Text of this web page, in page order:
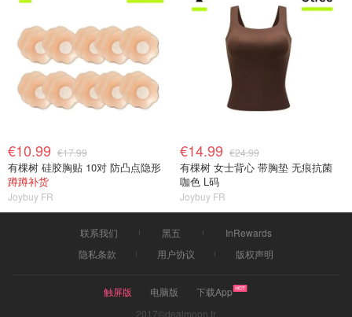
€10.99 €17.99
有棵树 硅胶胸贴 10对 防凸点隐形
蹲蹲补货
Joybuy FR
€14.99 €24.99
有棵树 女士背心 带胸垫 无痕抗菌
咖色 L码
Joybuy FR
联系我们 黑五
InRewards
隐私条款
用户协议 版权声明
触屏版 电脑版
下载App
2017©dealmoon.fr